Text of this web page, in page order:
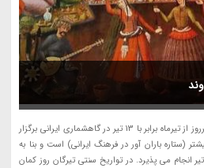
تیرگان یکی از جشن های ایرانی در تیرروز از تیرماه برابر با 13 تیر در گاهشماری ایرانی برگزار
(ستاره باران آور در فرهنگ ایرانی) است و بنا به
انجام می پذیرد. در تواریخ سنتی تیرگان روز کمان